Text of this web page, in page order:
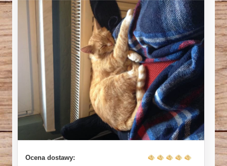
Ocena dostawy: